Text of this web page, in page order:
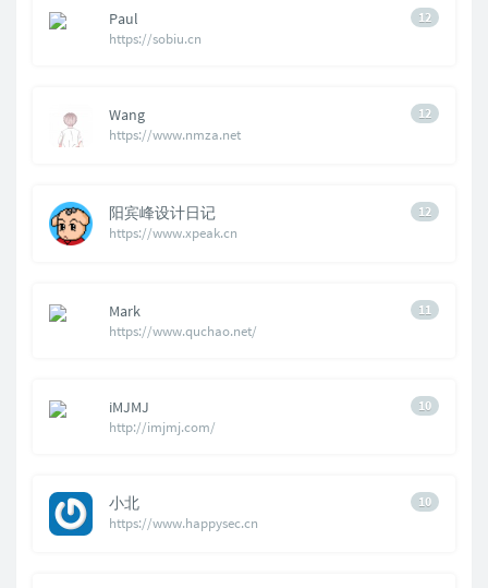
12
Paul
https://sobiu.cn
12
Wang
https://www.nmza.net
12
阳宾峰设计日记
https://www.xpeak.cn
11
Mark
https://www.quchao.net/
10
iMJMJ
http://imjmj.com/
10
小北
https://www.happysec.cn